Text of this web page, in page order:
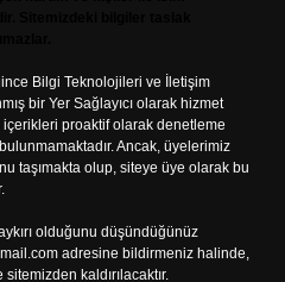
Bilgi Teknolojileri ve İletişim
bir Yer Sağlayıcı olarak hizmet
proaktif olarak denetleme
Ancak, üyelerimiz
taşımakta olup, siteye üye olarak bu
olduğunu düşündüğünüz
adresine bildirmeniz halinde,
kaldırılacaktır.